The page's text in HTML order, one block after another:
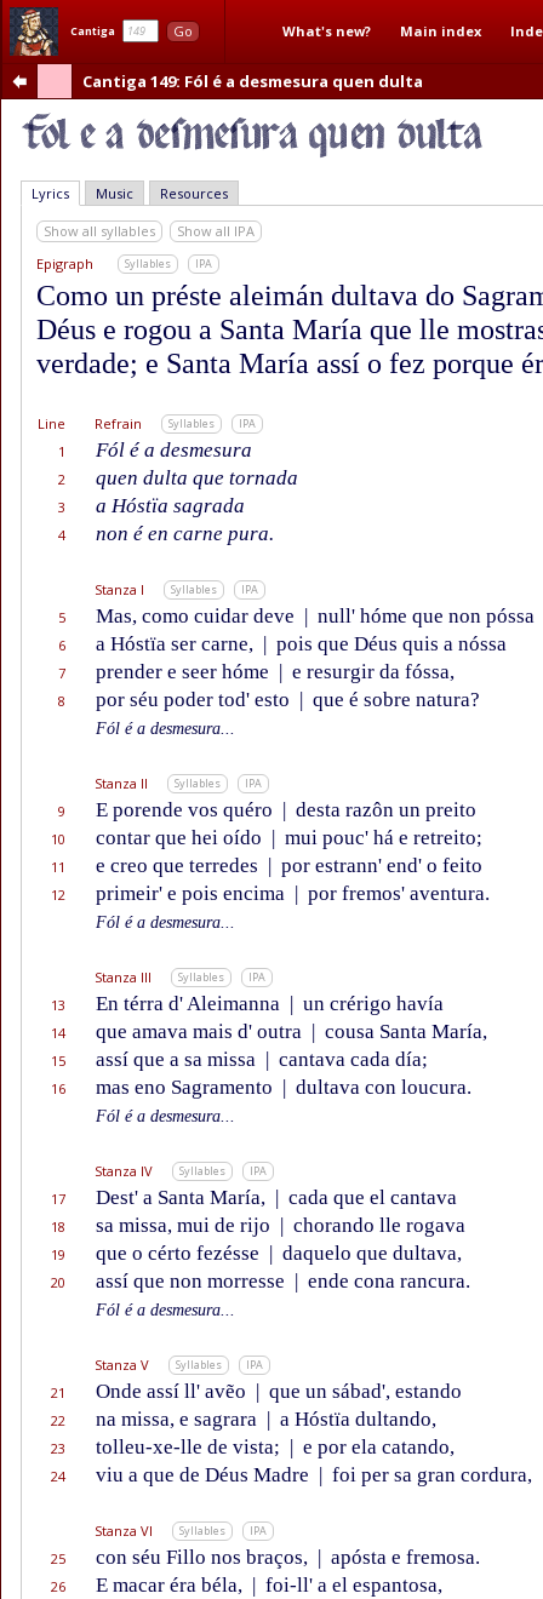
Cantiga Go What's new? Main index
Cantiga 149: Fól é a desmesura quen dulta
Lyrics Music Resources
Show all syllables
Show all IPA
Epigraph
Syllables IPA
Como un préste aleimán dultava do
Déus e rogou a Santa María que lle
verdade; e Santa María assí o fez porque
Line Refrain Syllables IPA
1 Fól é a desmesura
2 quen dulta que tornada
3 a Hóstïa sagrada
4 non é en carne pura.
Stanza I Syllables IPA
5 Mas, como cuidar deve | null' hóme que non póssa
6 a Hóstïa ser carne, | pois que Déus quis a nóssa
7 prender e seer hóme | e resurgir da fóssa,
8 por séu poder tod' esto | que é sobre natura?
Fól é a desmesura...
Stanza II Syllables IPA
9 E porende vos quéro | desta razôn un preito
10 contar que hei oído | mui pouc' há e retreito;
11 e creo que terredes | por estrann' end' o feito
12 primeir' e pois encima | por fremos' aventura.
Fól é a desmesura...
Stanza III Syllables IPA
13 En térra d' Aleimanna | un crérigo havía
14 que amava mais d' outra | cousa Santa María,
15 assí que a sa missa | cantava cada día;
16 mas eno Sagramento | dultava con loucura.
Fól é a desmesura...
Stanza IV Syllables IPA
17 Dest' a Santa María, | cada que el cantava
18 sa missa, mui de rijo | chorando lle rogava
19 que o cérto fezésse | daquelo que dultava,
20 assí que non morresse | ende cona rancura.
Fól é a desmesura...
Stanza V Syllables IPA
21 Onde assí ll' avẽo | que un sábad', estando
22 na missa, e sagrara | a Hóstïa dultando,
23 tolleu-xe-lle de vista; | e por ela catando,
24 viu a que de Déus Madre | foi per sa gran cordura,
Stanza VI Syllables IPA
25 con séu Fillo nos braços, | apósta e fremosa.
26 E macar éra béla, | foi-ll' a el espantosa,